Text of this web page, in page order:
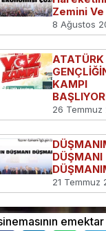
Zemini Ve
8 Ağustos
ATATÜRK
KAMPI
26 Temmuz
DÜŞMANI
21 Temmuz